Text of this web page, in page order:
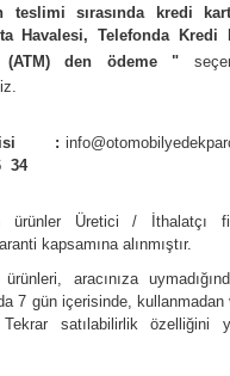
teslimi sırasında kredi
Havalesi, Telefonda Kredi
(ATM) den ödeme "
.
:
34
ürünler Üretici / İthalatçı
kapsamına alınmıştır.
ürünleri, aracınıza
7 gün içerisinde,
satılabilirlik özelliğini